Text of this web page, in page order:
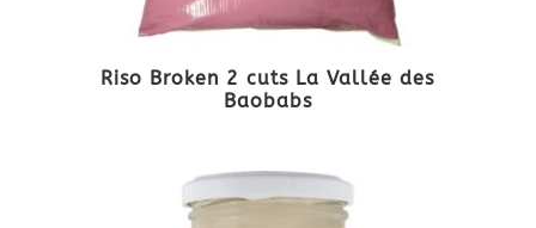
Riso Broken 2 cuts La Vallée des
Baobabs